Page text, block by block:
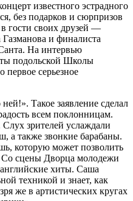
известного эстрадного
без подарков и сюрпризов
гости своих друзей —
и финалиста
На интервью
подольской Школы
серьезное
Такое заявление сделал
всем поклонницам.
зрителей услаждали
а также звонкие барабаны.
которую может позволить
Со сцены Дворца молодежи
английские хиты. Саша
техникой и знает, как
же в артистических кругах